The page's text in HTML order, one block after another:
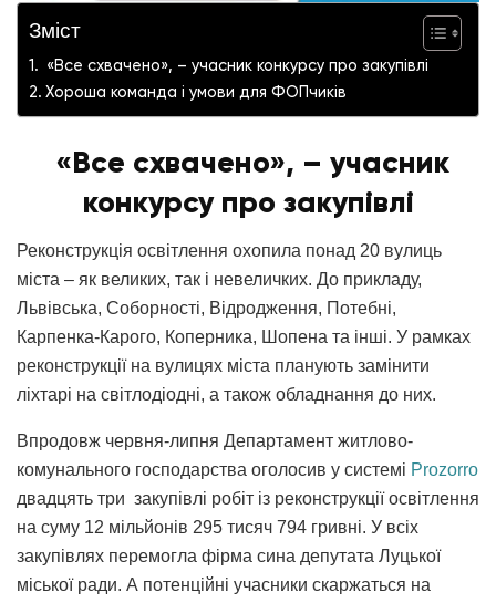
Зміст
«Все схвачено», – учасник конкурсу про закупівлі
Хороша команда і умови для ФОПчиків
«Все схвачено», – учасник
конкурсу про закупівлі
Реконструкція освітлення охопила понад 20 вулиць
міста – як великих, так і невеличких. До прикладу,
Львівська, Соборності, Відродження, Потебні,
Карпенка-Карого, Коперника, Шопена та інші. У рамках
реконструкції на вулицях міста планують замінити
ліхтарі на світлодіодні, а також обладнання до них.
Впродовж червня-липня Департамент житлово-
комунального господарства оголосив у системі Prozorro
двадцять три закупівлі робіт із реконструкції освітлення
на суму 12 мільйонів 295 тисяч 794 гривні. У всіх
закупівлях перемогла фірма сина депутата Луцької
міської ради. А потенційні учасники скаржаться на